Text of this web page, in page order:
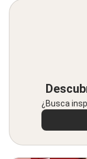
¿Busca